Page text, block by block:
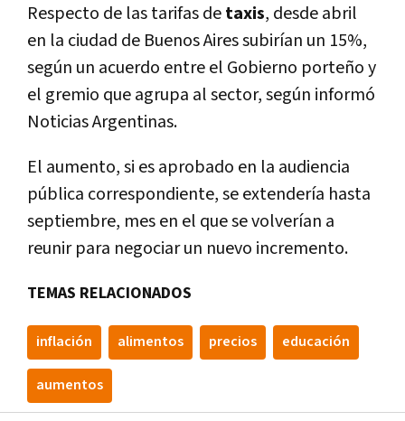
Respecto de las tarifas detaxis, desde abril
en la ciudad de Buenos Aires subirían un 15%,
según un acuerdo entre el Gobierno porteño y
el gremio que agrupa al sector, según informó
Noticias Argentinas.
El aumento, si es aprobado en la audiencia
pública correspondiente, se extendería hasta
septiembre, mes en el que se volverían a
reunir para negociar un nuevo incremento.
TEMAS RELACIONADOS
inflación alimentos precios educación
aumentos